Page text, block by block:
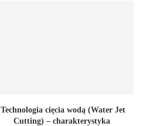
Technologia cięcia wodą (Water Jet
Cutting) – charakterystyka